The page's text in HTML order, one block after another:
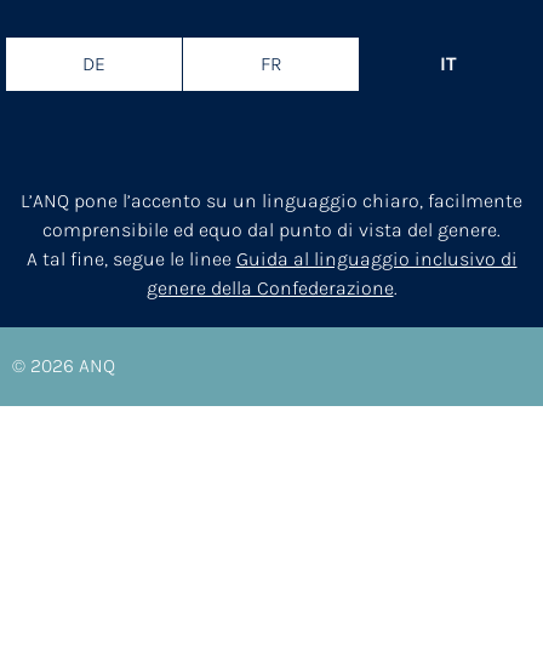
DE FR IT
L’ANQ pone l’accento su un linguaggio chiaro, facilmente
comprensibile ed equo dal punto di vista del genere.
A tal fine, segue le linee Guida al linguaggio inclusivo di
genere della Confederazione.
© 2026 ANQ